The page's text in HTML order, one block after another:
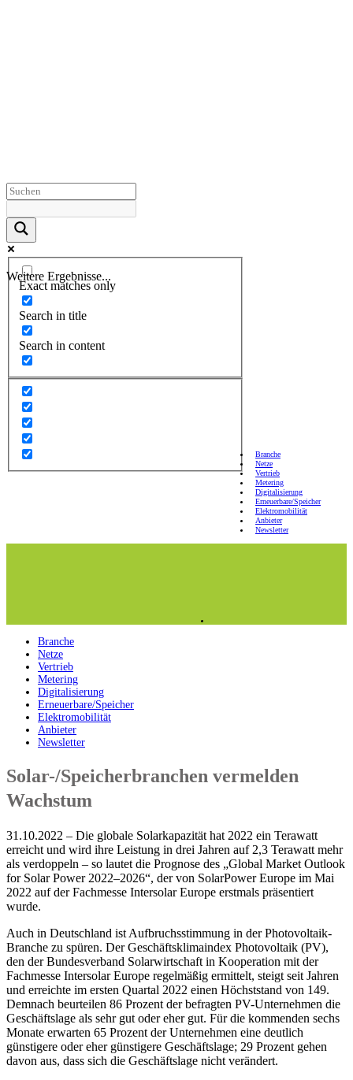
Weitere Ergebnisse...
Exact matches only
Search in title
Search in content
Branche
Netze
Vertrieb
Metering
Digitalisierung
Erneuerbare/Speicher
Elektromobilität
Anbieter
Newsletter
Branche
Netze
Vertrieb
Metering
Digitalisierung
Erneuerbare/Speicher
Elektromobilität
Anbieter
Newsletter
Solar-/Speicherbranchen vermelden
Wachstum
31.10.2022 – Die globale Solarkapazität hat 2022 ein Terawatt
erreicht und wird ihre Leistung in drei Jahren auf 2,3 Terawatt mehr
als verdoppeln – so lautet die Prognose des „Global Market Outlook
for Solar Power 2022–2026“, der von SolarPower Europe im Mai
2022 auf der Fachmesse Intersolar Europe erstmals präsentiert
wurde.
Auch in Deutschland ist Aufbruchsstimmung in der Photovoltaik-
Branche zu spüren. Der Geschäftsklimaindex Photovoltaik (PV),
den der Bundesverband Solarwirtschaft in Kooperation mit der
Fachmesse Intersolar Europe regelmäßig ermittelt, steigt seit Jahren
und erreichte im ersten Quartal 2022 einen Höchststand von 149.
Demnach beurteilen 86 Prozent der befragten PV-Unternehmen die
Geschäftslage als sehr gut oder eher gut. Für die kommenden sechs
Monate erwarten 65 Prozent der Unternehmen eine deutlich
günstigere oder eher günstigere Geschäftslage; 29 Prozent gehen
davon aus, dass sich die Geschäftslage nicht verändert.